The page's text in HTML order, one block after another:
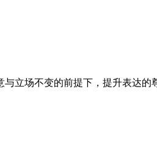
立场不变的前提下，提升表达